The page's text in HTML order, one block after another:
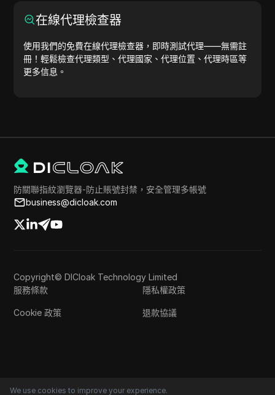
在線代理檢查器
使用我們的免費在線代理檢查器，即時測試代理——無需註
冊！輕鬆檢查代理類型、代理國家、代理位置、代理時區等
更多信息。
防關聯指紋瀏覽器-防止賬號封禁，安全管理多帳號
business@dicloak.com
Copyright© DICloak Technology Limited
服務條款
隱私權政策
Cookie 政策 退款協議
We use cookies to improve your experience.